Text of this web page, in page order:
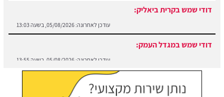
דודי שמש במגדל העמק: